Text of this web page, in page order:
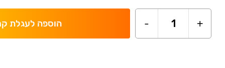
+
1
- הוספה לעגלת